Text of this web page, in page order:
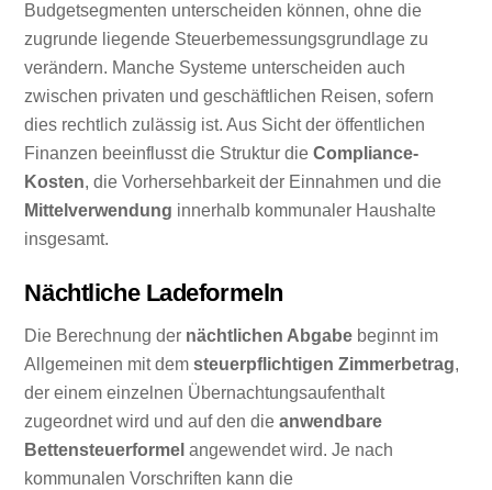
Budgetsegmenten unterscheiden können, ohne die
zugrunde liegende Steuerbemessungsgrundlage zu
verändern. Manche Systeme unterscheiden auch
zwischen privaten und geschäftlichen Reisen, sofern
dies rechtlich zulässig ist. Aus Sicht der öffentlichen
Finanzen beeinflusst die Struktur dieCompliance-
Kosten, die Vorhersehbarkeit der Einnahmen und die
Mittelverwendung innerhalb kommunaler Haushalte
insgesamt.
Nächtliche Ladeformeln
Die Berechnung der nächtlichen Abgabe beginnt im
Allgemeinen mit demsteuerpflichtigen Zimmerbetrag,
der einem einzelnen Übernachtungsaufenthalt
zugeordnet wird und auf den dieanwendbare
Bettensteuerformel angewendet wird. Je nach
kommunalen Vorschriften kann die